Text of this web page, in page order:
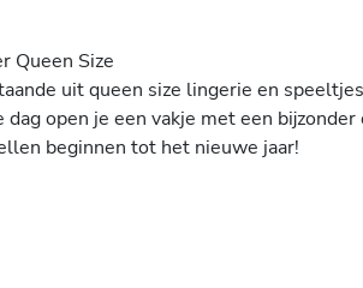
Queen Size
uit queen size lingerie en
dag open je een vakje met een
beginnen tot het nieuwe jaar!